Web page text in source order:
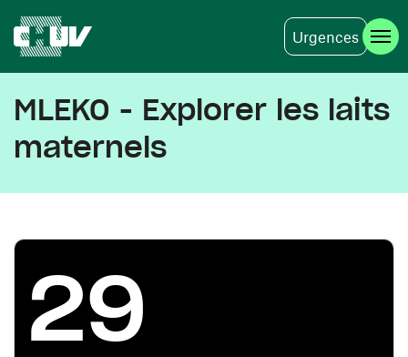
Urgences
MLEKO - Explorer les laits
maternels
29